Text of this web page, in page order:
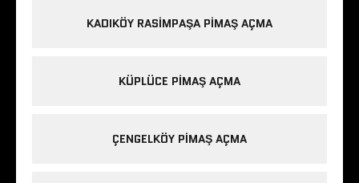
KADIKÖY RASIMPAŞA PIMAŞ AÇMA
KÜPLÜCE PIMAŞ AÇMA
ÇENGELKÖY PIMAŞ AÇMA